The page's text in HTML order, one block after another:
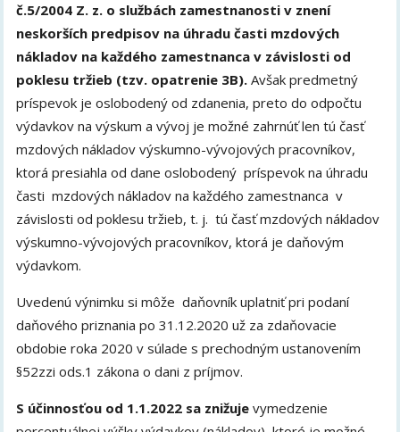
č.5/2004 Z. z. o službách zamestnanosti v znení
neskorších predpisov na úhradu časti mzdových
nákladov na každého zamestnanca v závislosti od
poklesu tržieb (tzv. opatrenie 3B). Avšak predmetný
príspevok je oslobodený od zdanenia, preto do odpočtu
výdavkov na výskum a vývoj je možné zahrnúť len tú časť
mzdových nákladov výskumno-vývojových pracovníkov,
ktorá presiahla od dane oslobodený príspevok na úhradu
časti mzdových nákladov na každého zamestnanca v
závislosti od poklesu tržieb, t. j. tú časť mzdových nákladov
výskumno-vývojových pracovníkov, ktorá je daňovým
výdavkom.
Uvedenú výnimku si môže daňovník uplatniť pri podaní
daňového priznania po 31.12.2020 už za zdaňovacie
obdobie roka 2020 v súlade s prechodným ustanovením
§52zzi ods.1 zákona o dani z príjmov.
S účinnosťou od 1.1.2022 sa znižuje vymedzenie